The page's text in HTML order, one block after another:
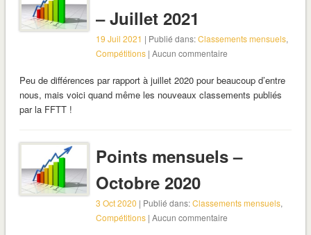
– Juillet 2021
19 Juil 2021 | Publié dans:Classements mensuels,
Compétitions | Aucun commentaire
Peu de différences par rapport à juillet 2020 pour beaucoup d’entre
nous, mais voici quand même les nouveaux classements publiés
par la FFTT !
Points mensuels –
Octobre 2020
3 Oct 2020 | Publié dans:Classements mensuels,
Compétitions | Aucun commentaire